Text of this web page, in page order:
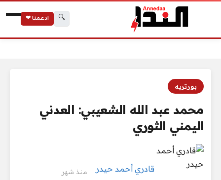
🔍 ادعمنا ❤
بورتريه
محمد عبد الله الشعيبي: العدني
اليمني الثوري
قادري أحمد حيدر منذ شهر